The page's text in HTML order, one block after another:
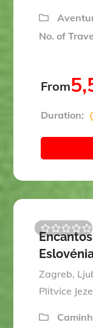
o
f
No. of
From
Duration:
0
o
u
t
o
f
5
Zagreb,
Plitvice